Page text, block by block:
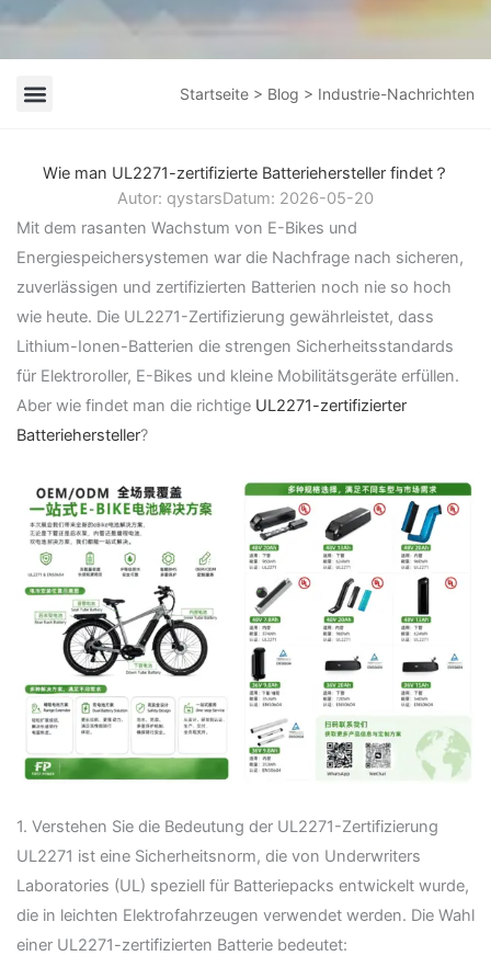
Startseite > Blog > Industrie-Nachrichten
Wie man UL2271-zertifizierte Batteriehersteller findet？
Autor: qystarsDatum: 2026-05-20
Mit dem rasanten Wachstum von E-Bikes und
Energiespeichersystemen war die Nachfrage nach sicheren,
zuverlässigen und zertifizierten Batterien noch nie so hoch
wie heute. Die UL2271-Zertifizierung gewährleistet, dass
Lithium-Ionen-Batterien die strengen Sicherheitsstandards
für Elektroroller, E-Bikes und kleine Mobilitätsgeräte erfüllen.
Aber wie findet man die richtige UL2271-zertifizierter
Batteriehersteller?
1. Verstehen Sie die Bedeutung der UL2271-Zertifizierung
UL2271 ist eine Sicherheitsnorm, die von Underwriters
Laboratories (UL) speziell für Batteriepacks entwickelt wurde,
die in leichten Elektrofahrzeugen verwendet werden. Die Wahl
einer UL2271-zertifizierten Batterie bedeutet: